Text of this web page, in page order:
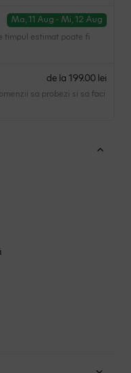
Ma, 11 Aug - Mi, 12 Aug
timpul estimat poate fi
de la 199.00 lei
sa probezi si sa faci